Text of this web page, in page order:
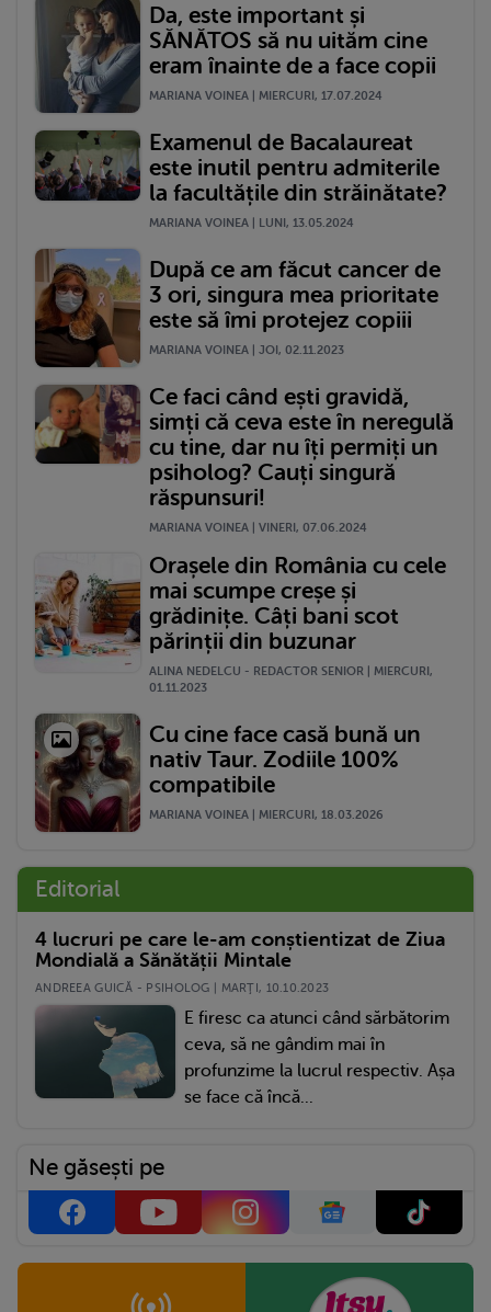
Da, este important și
SĂNĂTOS să nu uităm cine
eram înainte de a face copii
MARIANA VOINEA | MIERCURI, 17.07.2024
Examenul de Bacalaureat
este inutil pentru admiterile
la facultățile din străinătate?
MARIANA VOINEA | LUNI, 13.05.2024
După ce am făcut cancer de
3 ori, singura mea prioritate
este să îmi protejez copiii
MARIANA VOINEA | JOI, 02.11.2023
Ce faci când ești gravidă,
simți că ceva este în neregulă
cu tine, dar nu îți permiți un
psiholog? Cauți singură
răspunsuri!
MARIANA VOINEA | VINERI, 07.06.2024
Orașele din România cu cele
mai scumpe creșe și
grădinițe. Câți bani scot
părinții din buzunar
ALINA NEDELCU - REDACTOR SENIOR | MIERCURI,
01.11.2023
Cu cine face casă bună un
nativ Taur. Zodiile 100%
compatibile
MARIANA VOINEA | MIERCURI, 18.03.2026
Editorial
4 lucruri pe care le-am conștientizat de Ziua
Mondială a Sănătății Mintale
ANDREEA GUICĂ - PSIHOLOG | MARŢI, 10.10.2023
E firesc ca atunci când sărbătorim
ceva, să ne gândim mai în
profunzime la lucrul respectiv. Așa
se face că încă...
Ne găsești pe